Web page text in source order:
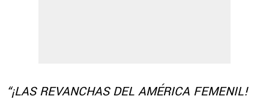
“¡LAS REVANCHAS DEL AMÉRICA FEMENIL!